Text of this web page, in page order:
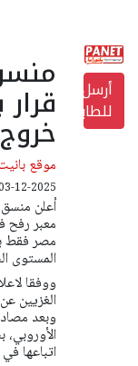
أرسل
للطابعة
موقع
12-2025 07:53:41
أعلن
معبر رفح
مصر فقط
المستوى
ووفقا
الغزيين
وبعد
اتباعها